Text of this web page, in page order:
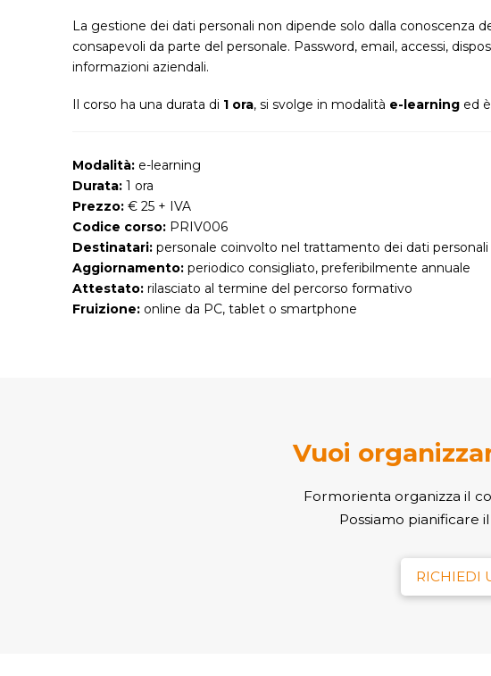
La gestione dei dati personali non dipende solo dalla conoscenza
consapevoli da parte del personale. Password, email, accessi,
informazioni aziendali.
Il corso ha una durata di 1 ora, si svolge in modalità e-learninged è
Modalità:e-learning
Durata:1 ora
Prezzo:€ 25 + IVA
Codice corso:PRIV006
Destinatari:personale coinvolto nel trattamento dei dati personali
Aggiornamento:periodico consigliato, preferibilmente annuale
Attestato:rilasciato al termine del percorso formativo
Fruizione:online da PC, tablet o smartphone
Vuoi
Formorienta organizza il
Possiamo pianificare
RICHIEDI